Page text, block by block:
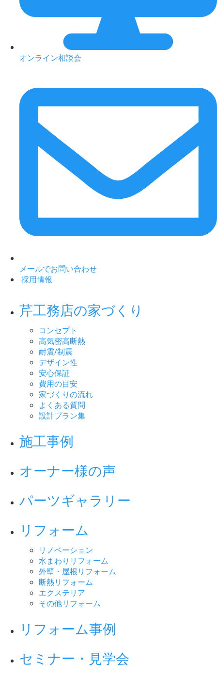
オンライン相談会
メールでお問い合わせ
採用情報
芹工務店の家づくり
コンセプト
高気密高断熱
耐震/制震
デザイン性
安心保証
費用の目安
家づくりの流れ
よくある質問
設計プラン集
施工事例
オーナー様の声
パーツギャラリー
リフォーム
リノベーション
水まわりリフォーム
外壁・屋根リフォーム
断熱リフォーム
エクステリア
その他リフォーム
リフォーム事例
セミナー・見学会